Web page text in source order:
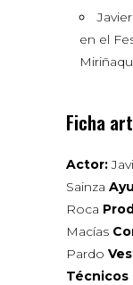
en el
Ficha
Actor:
Sainza
Roca
Macías
Pardo
Técnicos